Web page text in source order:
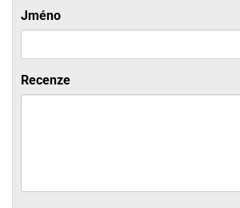
Jméno
Recenze